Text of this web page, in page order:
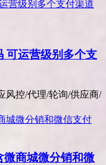
可运营级别多个支
风控/代理/轮询/供应商/
微商城微分销和微